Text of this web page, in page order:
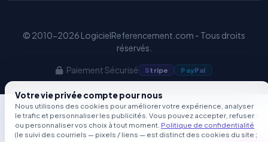
© 2010-2026 LogicielReferencement.com - Tous droits
réservés.
Paiement Sécurisé Stripe PayPal
Votre vie privée compte pour nous
Nous utilisons des cookies pour améliorer votre expérience, analyser
le trafic et personnaliser les publicités. Vous pouvez accepter, refuser
ou personnaliser vos choix à tout moment. Politique de confidentialité
(le suivi des courriels — pixels / liens — est distinct des cookies du site ;